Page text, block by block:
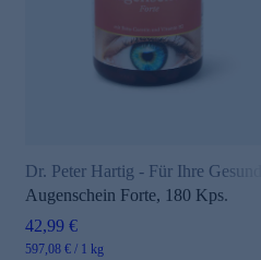
Dr. Peter Hartig - Für Ihre
Augenschein Forte, 180 Kps.
42,99 €
597,08 € / 1 kg